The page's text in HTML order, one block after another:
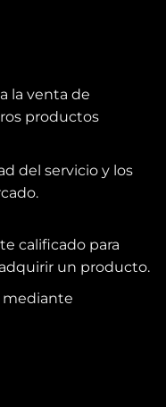
la venta de
productos
del servicio y los
calificado para
un producto.
mediante